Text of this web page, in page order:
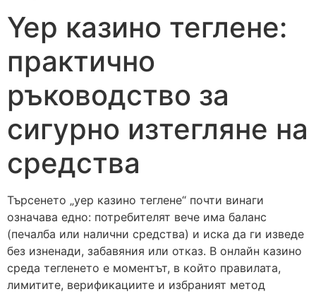
Yep казино теглене:
практично
ръководство за
сигурно изтегляне на
средства
Търсенето „yep казино теглене“ почти винаги
означава едно: потребителят вече има баланс
(печалба или налични средства) и иска да ги изведе
без изненади, забавяния или отказ. В онлайн казино
среда тегленето е моментът, в който правилата,
лимитите, верификациите и избраният метод